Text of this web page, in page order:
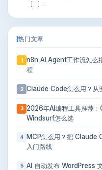
[…] …
热门文章
1 n8n AI Agent工作流怎么
程
2 Claude Code怎么用？从
3 2026年AI编程工具推荐
Windsurf怎么选
4
MCP怎么用？把 Claude
入门路线
5 AI 自动发布 WordPress